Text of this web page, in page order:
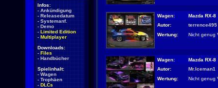
Infos:
- Ankündigung
- Releasedatum
- Systemanf.
- Demo
- Limited Edition
- Multiplayer
Downloads:
- Files
- Handbücher
Spielinhalt:
- Wagen
- Trophäen
- DLCs
Wagen:
Mazda RX-8
Autor:
terrence495
Wertung:
Nicht genug
Wagen:
Mazda RX-8
Autor:
Mr.Iceman1
Wertung:
Nicht genug